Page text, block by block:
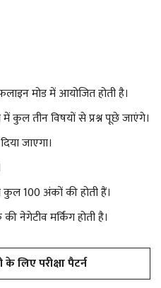
मोड में आयोजित होती है।
कुल तीन विषयों से प्रश्न पूछे जाएंगे।
जाएगा।
कुल 100 अंकों की होती हैं।
नेगेटीव मर्किंग होती है।
लिए परीक्षा पैटर्न